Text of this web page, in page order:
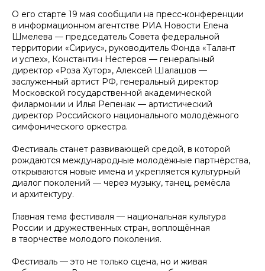
О его старте 19 мая сообщили на пресс-конференции
в информационном агентстве РИА Новости Елена
Шмелева — председатель Совета федеральной
территории «Сириус», руководитель Фонда «Талант
и успех», Константин Нестеров — генеральный
директор «Роза Хутор», Алексей Шалашов —
заслуженный артист РФ, генеральный директор
Московской государственной академической
филармонии и Илья Репенак — артистический
директор Российского национального молодёжного
симфонического оркестра.
Фестиваль станет развивающей средой, в которой
рождаются международные молодёжные партнёрства,
открываются новые имена и укрепляется культурный
диалог поколений — через музыку, танец, ремёсла
и архитектуру.
Главная тема фестиваля — национальная культура
России и дружественных стран, воплощённая
в творчестве молодого поколения.
Фестиваль — это не только сцена, но и живая